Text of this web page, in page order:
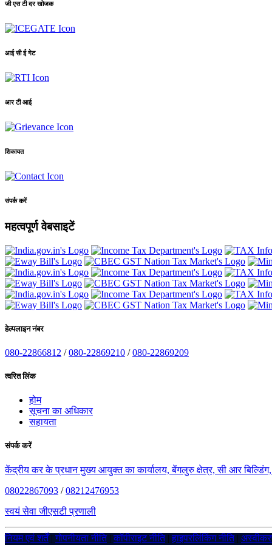
जी एस टी दर खोजक
आई सी ई गेट
आर टी आई
शिकायत
संपर्क करें
महत्वपूर्ण वेबसाइटें
हेल्पलाइन नंबर
080-22866812 /080-22869210 /080-22869209
त्वरित लिंक
होम
सूचना का अधिकार
सहायता
संपर्क करें
केंद्रीय कर के प्रधान मुख्य आयुक्त का कार्यालय, बेंगलुरु क्षेत्र, सी आर
08022867093 /08212476953
स्वयं सेवा जीएसटी प्रणाली
नियम एवं शर्तें|गोपनीयता नीति|कॉपीराइट नीति|हाइपरलिंकिंग नीति|